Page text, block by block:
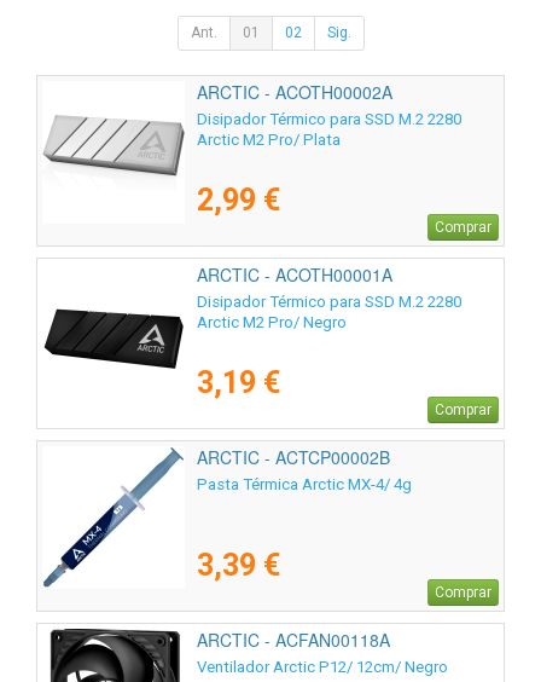
Ant. 01 02 Sig.
ARCTIC - ACOTH00002A
Disipador Térmico para SSD M.2 2280
Arctic M2 Pro/ Plata
2,99 €
Comprar
ARCTIC - ACOTH00001A
Disipador Térmico para SSD M.2 2280
Arctic M2 Pro/ Negro
3,19 €
Comprar
ARCTIC - ACTCP00002B
Pasta Térmica Arctic MX-4/ 4g
3,39 €
Comprar
ARCTIC - ACFAN00118A
Ventilador Arctic P12/ 12cm/ Negro